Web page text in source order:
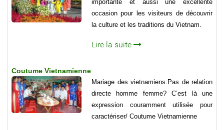
importante et aussi une excellente
occasion pour les visiteurs de découvrir
la culture et les traditions du Vietnam.
Lire la suite
Coutume Vietnamienne
Mariage des vietnamiens:Pas de relation
directe homme femme? C’est là une
expression couramment utilisée pour
caractériser/ Coutume Vietnamienne